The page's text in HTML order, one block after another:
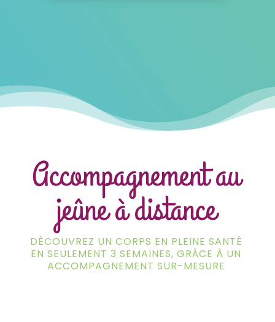
Accompagnement au
jeûne à distance
DÉCOUVREZ UN CORPS EN PLEINE SANTÉ
EN SEULEMENT 3 SEMAINES, GRÂCE À UN
ACCOMPAGNEMENT SUR-MESURE